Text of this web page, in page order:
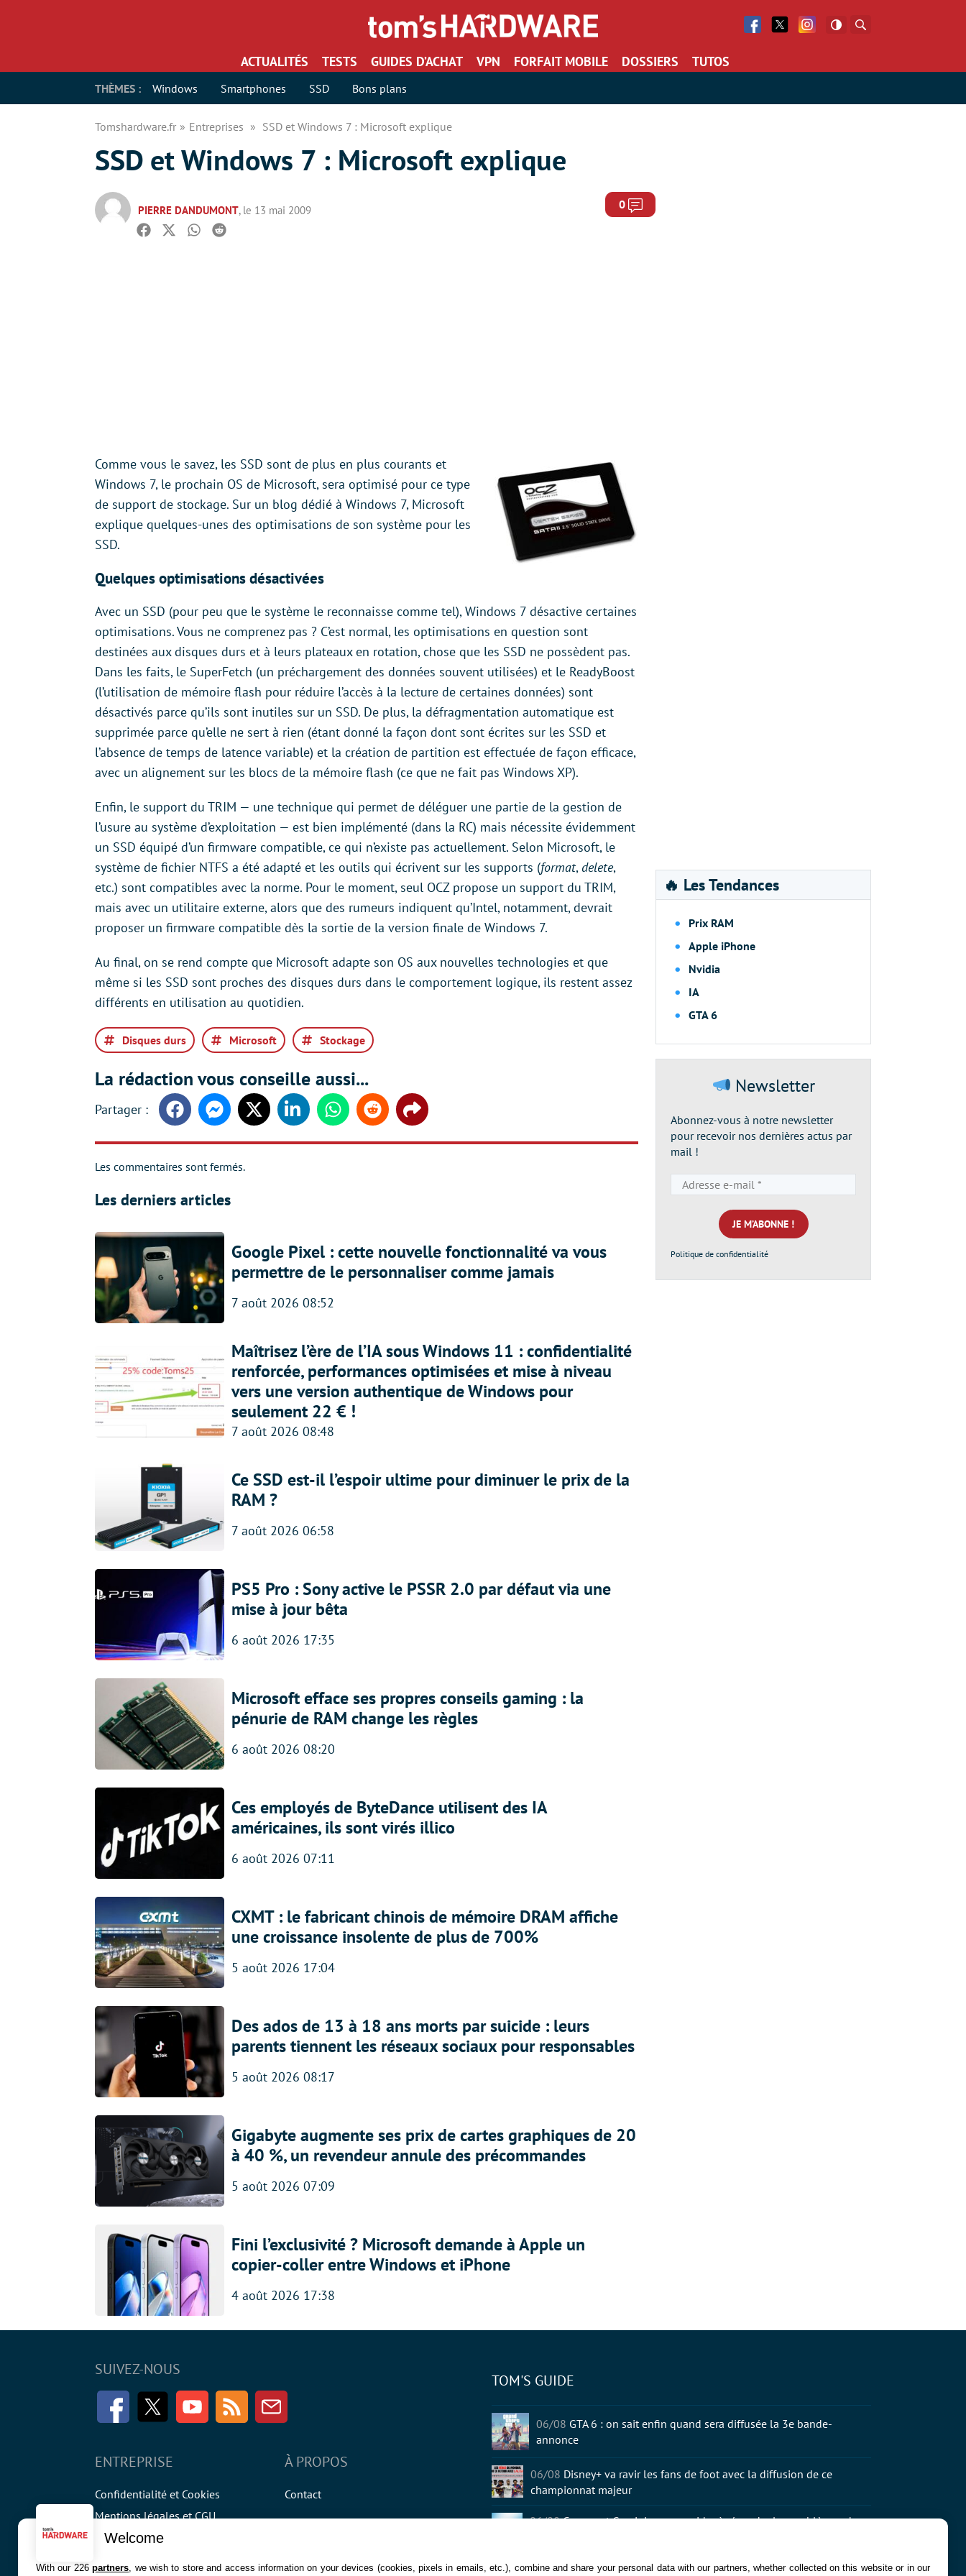
Facebook
Twitter Facebook
ACTUALITÉS TESTS GUIDES D’ACHAT VPN FORFAIT MOBILE DOSSIERS TUTOS
THÈMES : Windows Smartphones SSD Bons plans
Tomshardware.fr Entreprises SSD et Windows 7 : Microsoft explique
SSD et Windows 7 : Microsoft explique
PIERRE DANDUMONT, le 13 mai 2009 0 Commentaires
Facebook
TwitterWhatsapp
Reddit
Comme vous le savez, les SSD sont de plus en plus courants et
Windows 7, le prochain OS de Microsoft, sera optimisé pour ce type
de support de stockage. Sur un blog dédié à Windows 7, Microsoft
explique quelques-unes des optimisations de son système pour les
SSD.
Quelques optimisations désactivées
Avec un SSD (pour peu que le système le reconnaisse comme tel), Windows 7 désactive certaines
optimisations. Vous ne comprenez pas ? C’est normal, les optimisations en question sont
destinées aux disques durs et à leurs plateaux en rotation, chose que les SSD ne possèdent pas.
Dans les faits, le SuperFetch (un préchargement des données souvent utilisées) et le ReadyBoost
(l’utilisation de mémoire flash pour réduire l’accès à la lecture de certaines données) sont
désactivés parce qu’ils sont inutiles sur un SSD. De plus, la défragmentation automatique est
supprimée parce qu’elle ne sert à rien (étant donné la façon dont sont écrites sur les SSD et
l’absence de temps de latence variable) et la création de partition est effectuée de façon efficace,
avec un alignement sur les blocs de la mémoire flash (ce que ne fait pas Windows XP).
Enfin, le support du TRIM — une technique qui permet de déléguer une partie de la gestion de
l’usure au système d’exploitation — est bien implémenté (dans la RC) mais nécessite évidemment
un SSD équipé d’un firmware compatible, ce qui n’existe pas actuellement. Selon Microsoft, le
système de fichier NTFS a été adapté et les outils qui écrivent sur les supports (format, delete,
etc.) sont compatibles avec la norme. Pour le moment, seul OCZ propose un support du TRIM,
mais avec un utilitaire externe, alors que des rumeurs indiquent qu’Intel, notamment, devrait
proposer un firmware compatible dès la sortie de la version finale de Windows 7.
Au final, on se rend compte que Microsoft adapte son OS aux nouvelles technologies et que
même si les SSD sont proches des disques durs dans le comportement logique, ils restent assez
différents en utilisation au quotidien.
Disques durs Microsoft Stockage
La rédaction vous conseille aussi...
FacebookMessengerTwitter LinkedinWhatsappReddit Share
Les commentaires sont fermés.
Les derniers articles
Google Pixel : cette nouvelle fonctionnalité va vous
permettre de le personnaliser comme jamais
7 août 2026 08:52
Maîtrisez l’ère de l’IA sous Windows 11 : confidentialité
renforcée, performances optimisées et mise à niveau
vers une version authentique de Windows pour
seulement 22 € !
7 août 2026 08:48
Ce SSD est-il l’espoir ultime pour diminuer le prix de la
RAM ?
7 août 2026 06:58
PS5 Pro : Sony active le PSSR 2.0 par défaut via une
mise à jour bêta
6 août 2026 17:35
Microsoft efface ses propres conseils gaming : la
pénurie de RAM change les règles
6 août 2026 08:20
Ces employés de ByteDance utilisent des IA
américaines, ils sont virés illico
6 août 2026 07:11
CXMT : le fabricant chinois de mémoire DRAM affiche
une croissance insolente de plus de 700%
5 août 2026 17:04
Des ados de 13 à 18 ans morts par suicide : leurs
parents tiennent les réseaux sociaux pour responsables
5 août 2026 08:17
Gigabyte augmente ses prix de cartes graphiques de 20
à 40 %, un revendeur annule des précommandes
5 août 2026 07:09
Fini l’exclusivité ? Microsoft demande à Apple un
copier-coller entre Windows et iPhone
4 août 2026 17:38
🔥 Les Tendances
Prix RAM
Apple iPhone
Nvidia
IA
GTA 6
Newsletter
Abonnez-vous à notre newsletter
pour recevoir nos dernières actus par
mail !
e-
mail
*
Politique de confidentialité
SUIVEZ-NOUS
FacebookTwitter Youtube RSS Newsletter
ENTREPRISE
Confidentialité et Cookies
Mentions légales et CGU
Préférences Cookies
À PROPOS
Contact
TOM'S GUIDE
06/08 GTA 6 : on sait enfin quand sera diffusée la 3e bande-
annonce
06/08 Disney+ va ravir les fans de foot avec la diffusion de ce
championnat majeur
06/08 Comment Gemini va vous aider à résoudre les problèmes de
06/08 Steam : cet action-RPG culte à 20 € vient de passer à 0 €, mais
Welcome
With our 226partners, we wish to store and access information on your devices (cookies, pixels in emails, etc.), combine and share your personal data with our partners, whether collected on this website or in our